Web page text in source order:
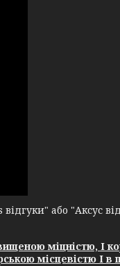
або "Аксус
міцністю, І
місцевістю І в